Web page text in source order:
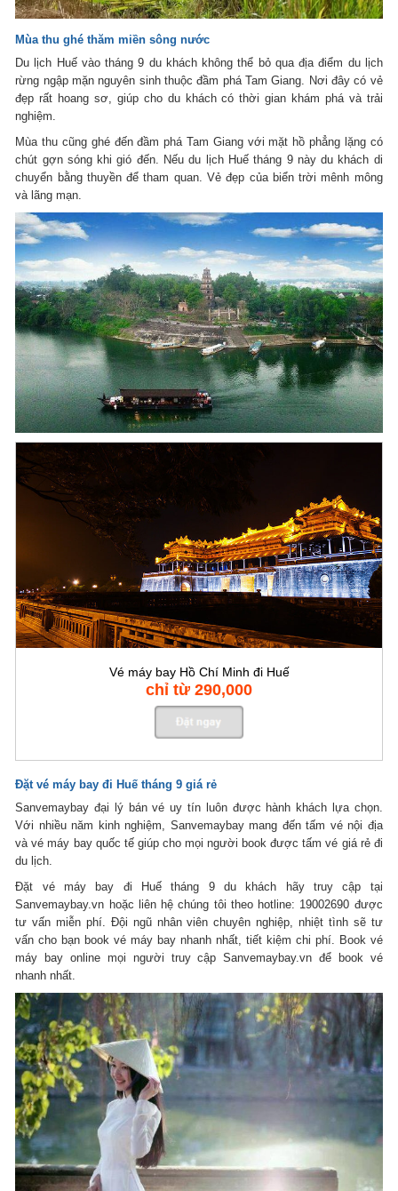
Mùa thu ghé thăm miền sông nước
Du lịch Huế vào tháng 9 du khách không thể bỏ qua địa điểm du lịch
rừng ngập mặn nguyên sinh thuộc đầm phá Tam Giang. Nơi đây có vẻ
đẹp rất hoang sơ, giúp cho du khách có thời gian khám phá và trải
nghiệm.
Mùa thu cũng ghé đến đầm phá Tam Giang với mặt hồ phẳng lặng có
chút gợn sóng khi gió đến. Nếu du lịch Huế tháng 9 này du khách di
chuyển bằng thuyền để tham quan. Vẻ đẹp của biển trời mênh mông
và lãng mạn.
Vé máy bay Hồ Chí Minh đi Huế
chỉ từ 290,000
Đặt vé máy bay đi Huế tháng 9 giá rẻ
Sanvemaybay đại lý bán vé uy tín luôn được hành khách lựa chọn.
Với nhiều năm kinh nghiệm, Sanvemaybay mang đến tấm vé nội địa
và vé máy bay quốc tế giúp cho mọi người book được tấm vé giá rẻ đi
du lịch.
Đặt vé máy bay đi Huế tháng 9 du khách hãy truy cập tại
Sanvemaybay.vn hoặc liên hệ chúng tôi theo hotline: 19002690 được
tư vấn miễn phí. Đội ngũ nhân viên chuyên nghiệp, nhiệt tình sẽ tư
vấn cho bạn book vé máy bay nhanh nhất, tiết kiệm chi phí. Book vé
máy bay online mọi người truy cập Sanvemaybay.vn để book vé
nhanh nhất.